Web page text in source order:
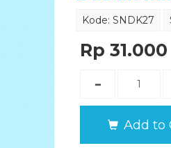
Kode: SNDK27
Rp 31.000
Add to